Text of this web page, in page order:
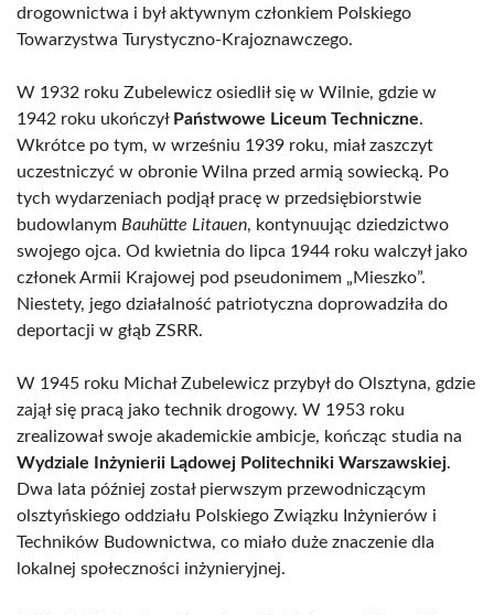
drogownictwa i był aktywnym członkiem Polskiego
Towarzystwa Turystyczno-Krajoznawczego.
W 1932 roku Zubelewicz osiedlił się w Wilnie, gdzie w
1942 roku ukończył Państwowe Liceum Techniczne.
Wkrótce po tym, w wrześniu 1939 roku, miał zaszczyt
uczestniczyć w obronie Wilna przed armią sowiecką. Po
tych wydarzeniach podjął pracę w przedsiębiorstwie
budowlanym Bauhütte Litauen, kontynuując dziedzictwo
swojego ojca. Od kwietnia do lipca 1944 roku walczył jako
członek Armii Krajowej pod pseudonimem „Mieszko”.
Niestety, jego działalność patriotyczna doprowadziła do
deportacji w głąb ZSRR.
W 1945 roku Michał Zubelewicz przybył do Olsztyna, gdzie
zajął się pracą jako technik drogowy. W 1953 roku
zrealizował swoje akademickie ambicje, kończąc studia na
Wydziale Inżynierii Lądowej Politechniki Warszawskiej.
Dwa lata później został pierwszym przewodniczącym
olsztyńskiego oddziału Polskiego Związku Inżynierów i
Techników Budownictwa, co miało duże znaczenie dla
lokalnej społeczności inżynieryjnej.